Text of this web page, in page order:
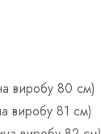
виробу 80 см)
виробу 81 см)